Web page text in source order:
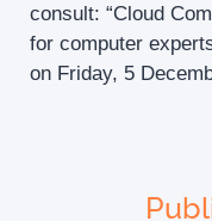
consult: “Cloud
for computer
on Friday, 5